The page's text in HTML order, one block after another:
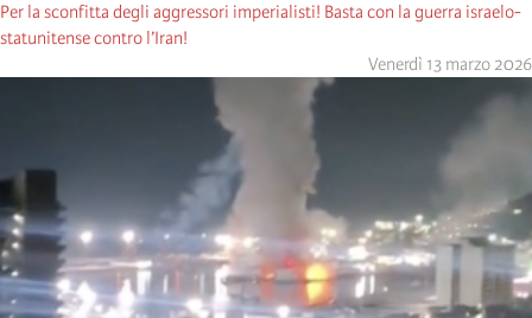
Per la sconfitta degli aggressori imperialisti! Basta con la guerra israelo-
statunitense contro l’Iran!
Venerdì 13 marzo 2026